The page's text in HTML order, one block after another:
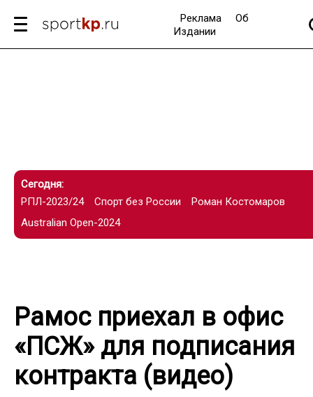
Реклама
Об
Издании
Сегодня:
РПЛ-2023/24
Спорт без России
Роман Костомаров
Australian Open-2024
Рамос приехал в офис
«ПСЖ» для подписания
контракта (видео)